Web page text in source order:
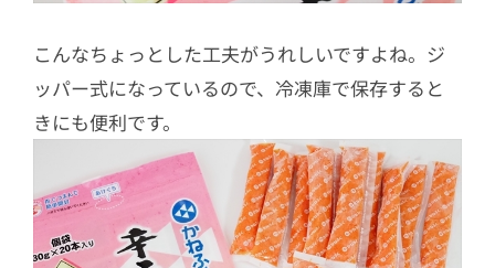
こんなちょっとした工夫がうれしいですよね。ジ
ッパー式になっているので、冷凍庫で保存すると
きにも便利です。